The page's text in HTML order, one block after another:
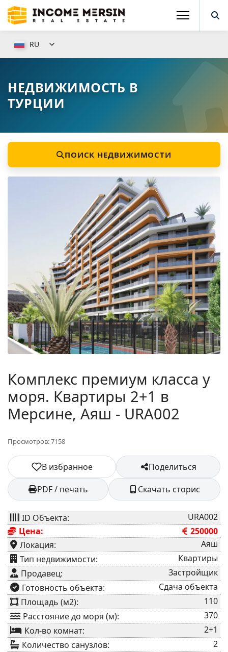
RU
НЕДВИЖИМОСТЬ В
ТУРЦИИ
ПОИСК НЕДВИЖИМОСТИ
Комплекс премиум класса у
моря. Квартиры 2+1 в
Мерсине, Аяш - URA002
Просмотров: 7158
В избранное
Поделиться
PDF / печать
Скачать сторис
ID Объекта:
URA002
Цена:
250000
Локация:
Аяш
⁠Тип недвижимости:
Квартиры
Продавец:
Застройщик
⁠Готовность объекта:
Сдача объекта
Площадь (м2):
110
Расстояние до моря (м):
370
Кол-во комнат:
2+1
Количество санузлов:
2